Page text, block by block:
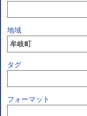
地域
タグ
フォーマット